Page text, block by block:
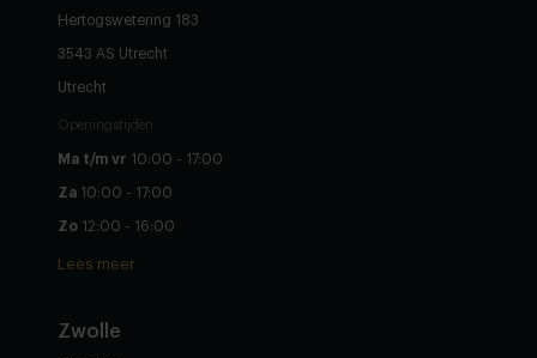
Hertogswetering 183
3543 AS Utrecht
Utrecht
Openingstijden
Ma t/m vr 10:00 - 17:00
Za 10:00 - 17:00
Zo 12:00 - 16:00
Lees meer
Zwolle